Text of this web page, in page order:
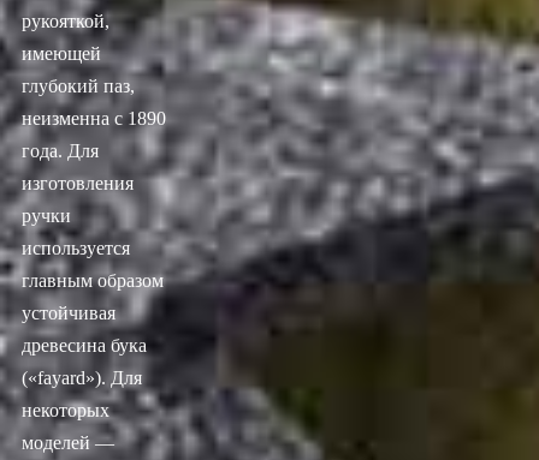
рукояткой,
имеющей
глубокий паз,
неизменна с 1890
года. Для
изготовления
ручки
используется
главным образом
устойчивая
древесина бука
(«fayard»). Для
некоторых
моделей —